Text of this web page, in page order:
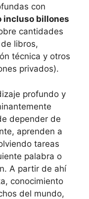
con
incluso billones
cantidades
libros,
técnica y otros
privados).
profundo y
depender de
aprenden a
tareas
palabra o
A partir de ahí
conocimiento
del mundo,